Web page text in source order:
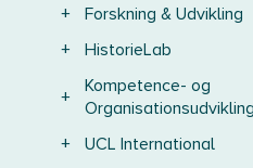
+
Forskning & Udvikling
+
HistorieLab
+
Kompetence- og
Organisationsudvikling
+
UCL International